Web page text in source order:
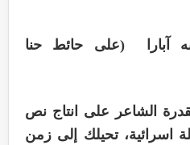
آبارا (على حائط حنا
الشاعر على انتاج نص
اسرائية، تحيلك إلى زمن